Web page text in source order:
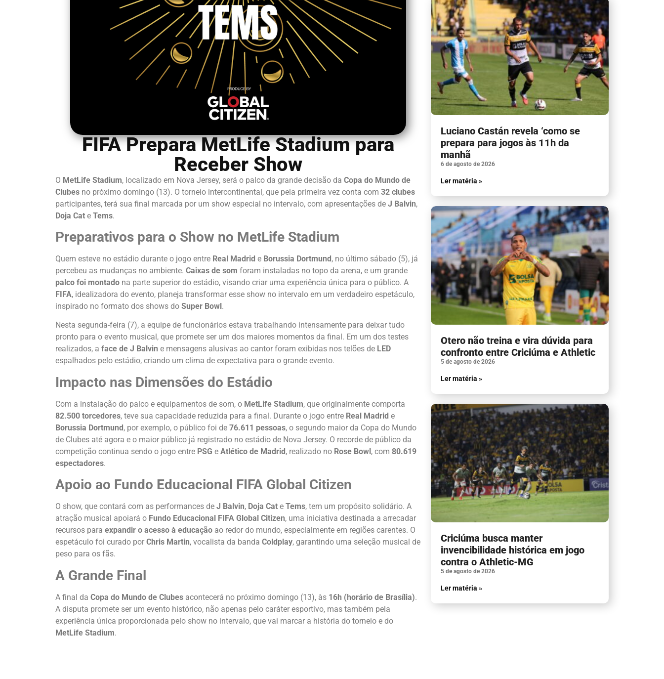
FIFA Prepara MetLife Stadium para
Receber Show
O MetLife Stadium, localizado em Nova Jersey, será o palco da grande decisão da Copa do Mundo de
Clubes no próximo domingo (13). O torneio intercontinental, que pela primeira vez conta com 32 clubes
participantes, terá sua final marcada por um show especial no intervalo, com apresentações de J Balvin,
Doja Cat e Tems.
Preparativos para o Show no MetLife Stadium
Quem esteve no estádio durante o jogo entre Real Madrid e Borussia Dortmund, no último sábado (5), já
percebeu as mudanças no ambiente. Caixas de som foram instaladas no topo da arena, e um grande
palco foi montado na parte superior do estádio, visando criar uma experiência única para o público. A
FIFA, idealizadora do evento, planeja transformar esse show no intervalo em um verdadeiro espetáculo,
inspirado no formato dos shows do Super Bowl.
Nesta segunda-feira (7), a equipe de funcionários estava trabalhando intensamente para deixar tudo
pronto para o evento musical, que promete ser um dos maiores momentos da final. Em um dos testes
realizados, a face de J Balvin e mensagens alusivas ao cantor foram exibidas nos telões de LED
espalhados pelo estádio, criando um clima de expectativa para o grande evento.
Impacto nas Dimensões do Estádio
Com a instalação do palco e equipamentos de som, o MetLife Stadium, que originalmente comporta
82.500 torcedores, teve sua capacidade reduzida para a final. Durante o jogo entre Real Madrid e
Borussia Dortmund, por exemplo, o público foi de 76.611 pessoas, o segundo maior da Copa do Mundo
de Clubes até agora e o maior público já registrado no estádio de Nova Jersey. O recorde de público da
competição continua sendo o jogo entre PSG e Atlético de Madrid, realizado no Rose Bowl, com 80.619
espectadores.
Apoio ao Fundo Educacional FIFA Global Citizen
O show, que contará com as performances de J Balvin, Doja Cat e Tems, tem um propósito solidário. A
atração musical apoiará o Fundo Educacional FIFA Global Citizen, uma iniciativa destinada a arrecadar
recursos para expandir o acesso à educação ao redor do mundo, especialmente em regiões carentes. O
espetáculo foi curado por Chris Martin, vocalista da banda Coldplay, garantindo uma seleção musical de
peso para os fãs.
A Grande Final
A final da Copa do Mundo de Clubes acontecerá no próximo domingo (13), às 16h (horário de Brasília).
A disputa promete ser um evento histórico, não apenas pelo caráter esportivo, mas também pela
experiência única proporcionada pelo show no intervalo, que vai marcar a história do torneio e do
MetLife Stadium.
Luciano Castán revela ‘como se
prepara para jogos às 11h da
manhã
6 de agosto de 2026
Ler matéria »
Otero não treina e vira dúvida para
confronto entre Criciúma e Athletic
5 de agosto de 2026
Ler matéria »
Criciúma busca manter
invencibilidade histórica em jogo
contra o Athletic-MG
5 de agosto de 2026
Ler matéria »